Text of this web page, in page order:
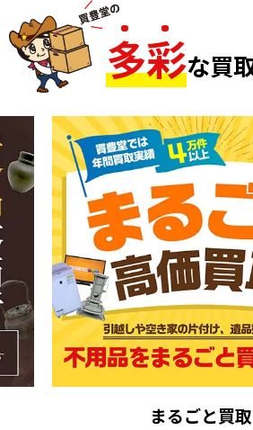
多彩な買
まるごと買取